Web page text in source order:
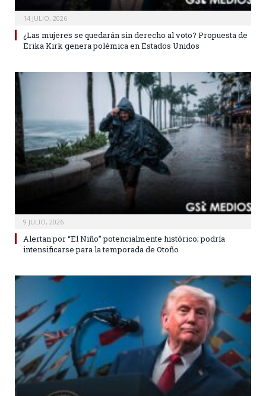
14 JULIO, 2026
¿Las mujeres se quedarán sin derecho al voto? Propuesta de
Erika Kirk genera polémica en Estados Unidos
9 JULIO, 2026
Alertan por “El Niño” potencialmente histórico; podría
intensificarse para la temporada de Otoño